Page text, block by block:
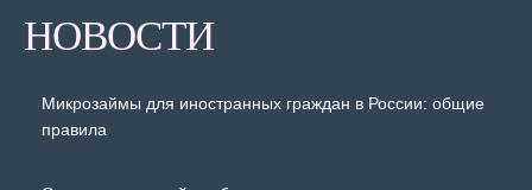
НОВОСТИ
Микрозаймы для иностранных граждан в России: общие
правила